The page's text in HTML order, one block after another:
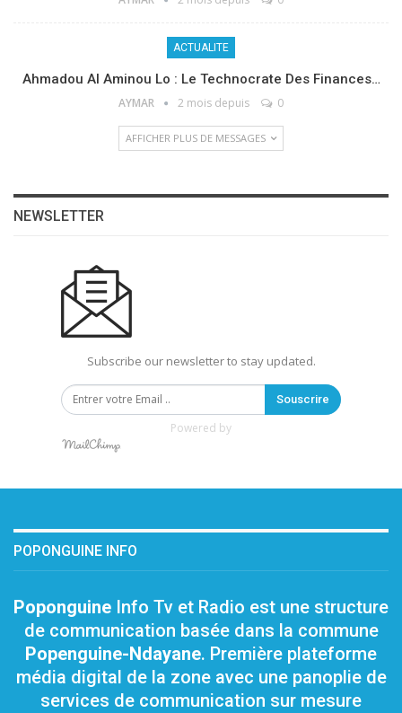
ACTUALITE
Ahmadou Al Aminou Lo : Le Technocrate Des Finances…
AYMAR 2 mois depuis 0
AFFICHER PLUS DE MESSAGES
NEWSLETTER
Subscribe our newsletter to stay updated.
Souscrire
Powered by
POPONGUINE INFO
Poponguine Info Tv et Radio est une structure
de communication basée dans la commune
Popenguine-Ndayane. Première plateforme
média digital de la zone avec une panoplie de
services de communication sur mesure